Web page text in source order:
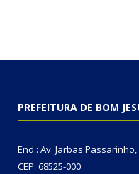
PREFEITURA DE BOM
End.: Av. Jarbas
CEP: 68525-000